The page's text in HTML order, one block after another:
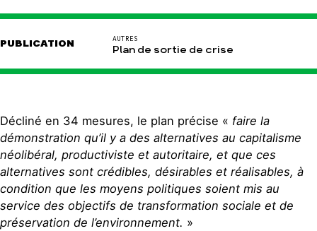
PUBLICATION AUTRES
Plan de sortie de crise
Décliné en 34 mesures, le plan précise « faire la
démonstration qu’il y a des alternatives au capitalisme
néolibéral, productiviste et autoritaire, et que ces
alternatives sont crédibles, désirables et réalisables, à
condition que les moyens politiques soient mis au
service des objectifs de transformation sociale et de
préservation de l’environnement. »